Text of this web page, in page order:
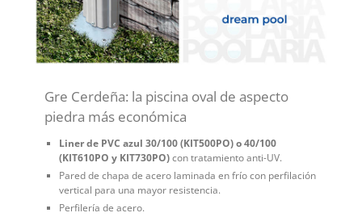
Gre Cerdeña: la piscina oval de aspecto
piedra más económica
Liner de PVC azul 30/100 (KIT500PO) o 40/100
(KIT610PO y KIT730PO)con tratamiento anti-UV.
Pared de chapa de acero laminada en frío con perfilación
vertical para una mayor resistencia.
Perfilería de acero.